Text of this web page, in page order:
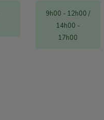
9h00 - 12h00 /
14h00 -
17h00